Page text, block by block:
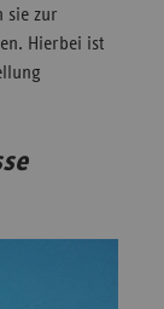
sie zur
Hierbei ist